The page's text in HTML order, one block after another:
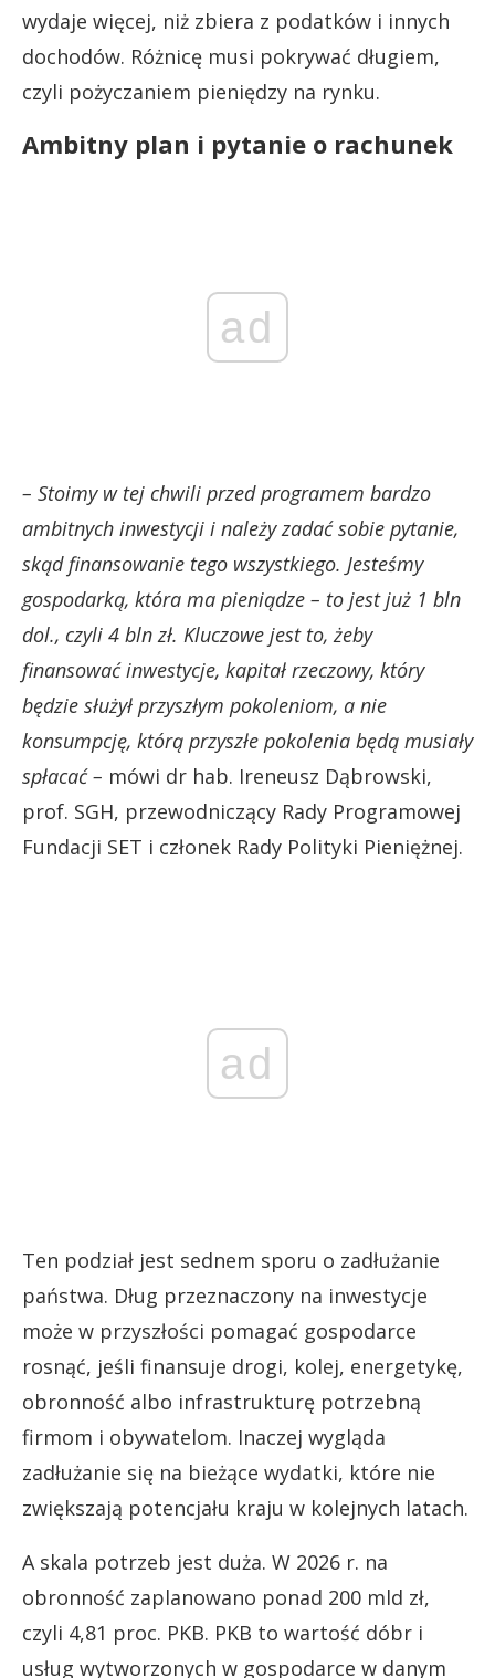
wydaje więcej, niż zbiera z podatków i innych
dochodów. Różnicę musi pokrywać długiem,
czyli pożyczaniem pieniędzy na rynku.
Ambitny plan i pytanie o rachunek
ad
– Stoimy w tej chwili przed programem bardzo
ambitnych inwestycji i należy zadać sobie pytanie,
skąd finansowanie tego wszystkiego. Jesteśmy
gospodarką, która ma pieniądze – to jest już 1 bln
dol., czyli 4 bln zł. Kluczowe jest to, żeby
finansować inwestycje, kapitał rzeczowy, który
będzie służył przyszłym pokoleniom, a nie
konsumpcję, którą przyszłe pokolenia będą musiały
spłacać – mówi dr hab. Ireneusz Dąbrowski,
prof. SGH, przewodniczący Rady Programowej
Fundacji SET i członek Rady Polityki Pieniężnej.
ad
Ten podział jest sednem sporu o zadłużanie
państwa. Dług przeznaczony na inwestycje
może w przyszłości pomagać gospodarce
rosnąć, jeśli finansuje drogi, kolej, energetykę,
obronność albo infrastrukturę potrzebną
firmom i obywatelom. Inaczej wygląda
zadłużanie się na bieżące wydatki, które nie
zwiększają potencjału kraju w kolejnych latach.
A skala potrzeb jest duża. W 2026 r. na
obronność zaplanowano ponad 200 mld zł,
czyli 4,81 proc. PKB. PKB to wartość dóbr i
usług wytworzonych w gospodarce w danym